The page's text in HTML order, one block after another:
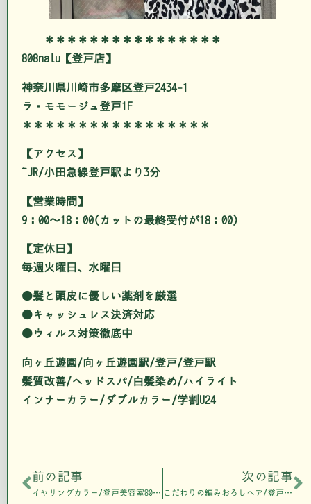
＊＊＊＊＊＊＊＊＊＊＊＊＊＊＊＊
808nalu【登戸店】
神奈川県川崎市多摩区登戸2434-1
ラ・モモージュ登戸1F
＊＊＊＊＊＊＊＊＊＊＊＊＊＊＊＊＊
【アクセス】
JR/小田急線登戸駅より3分
【営業時間】
9：00～18：00(カットの最終受付が18：00)
【定休日】
毎週火曜日、水曜日
●髪と頭皮に優しい薬剤を厳選
●キャッシュレス決済対応
●ウィルス対策徹底中
向ヶ丘遊園/向ヶ丘遊園駅/登戸/登戸駅
髪質改善/ヘッドスパ/白髪染め/ハイライト
インナーカラー/ダブルカラー/学割U24
前の記事
イヤリングカラー/登戸美容室808nalu
次の記事
こだわりの編みおろしヘア/登戸美容室808nalu